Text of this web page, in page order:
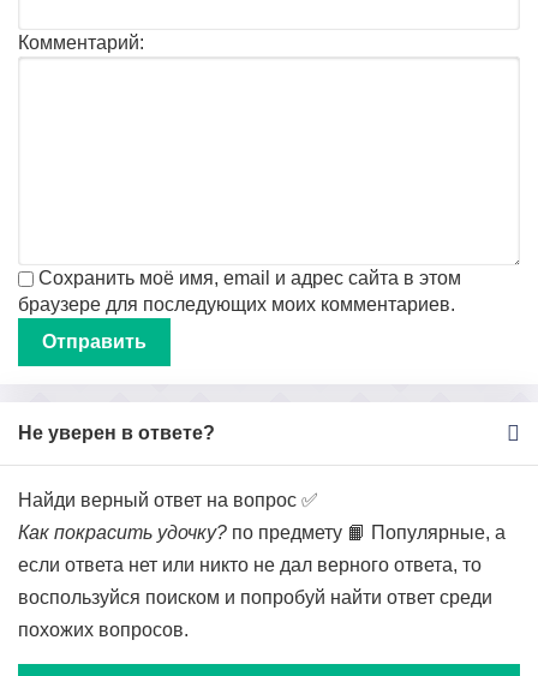
Комментарий:
Сохранить моё имя, email и адрес сайта в этом
браузере для последующих моих комментариев.
Не уверен в ответе?
Найди верный ответ на вопрос ✅
Как покрасить удочку? по предмету 📙 Популярные, а
если ответа нет или никто не дал верного ответа, то
воспользуйся поиском и попробуй найти ответ среди
похожих вопросов.